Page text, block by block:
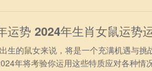
运势 2024年生肖女鼠运势
的鼠女来说，将是一个充满机遇与挑
年将考验你运用这些特质应对各种情